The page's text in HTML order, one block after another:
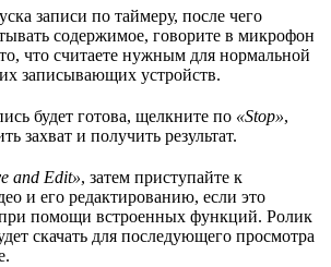
записи по таймеру, после чего
содержимое, говорите в микрофон
что считаете нужным для нормальной
записывающих устройств.
будет готова, щелкните по «Stop»,
захват и получить результат.
and Edit», затем приступайте к
и его редактированию, если это
помощи встроенных функций. Ролик
скачать для последующего просмотра